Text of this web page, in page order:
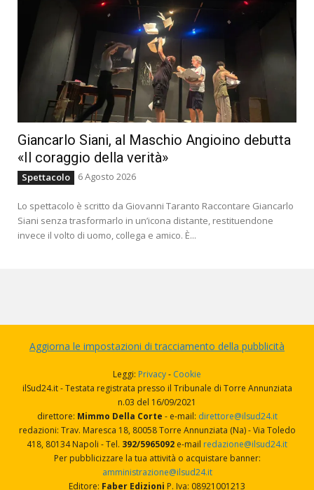
Giancarlo Siani, al Maschio Angioino debutta
«Il coraggio della verità»
Spettacolo 6 Agosto 2026
Lo spettacolo è scritto da Giovanni Taranto Raccontare Giancarlo
Siani senza trasformarlo in un’icona distante, restituendone
invece il volto di uomo, collega e amico. È...
Aggiorna le impostazioni di tracciamento della pubblicità
Leggi: Privacy- Cookie
ilSud24.it - Testata registrata presso il Tribunale di Torre Annunziata
n.03 del 16/09/2021
direttore: Mimmo Della Corte - e-mail: direttore@ilsud24.it
redazioni: Trav. Maresca 18, 80058 Torre Annunziata (Na) - Via Toledo
418, 80134 Napoli - Tel. 392/5965092 e-mail redazione@ilsud24.it
Per pubblicizzare la tua attività o acquistare banner:
amministrazione@ilsud24.it
Editore: Faber Edizioni P. Iva: 08921001213